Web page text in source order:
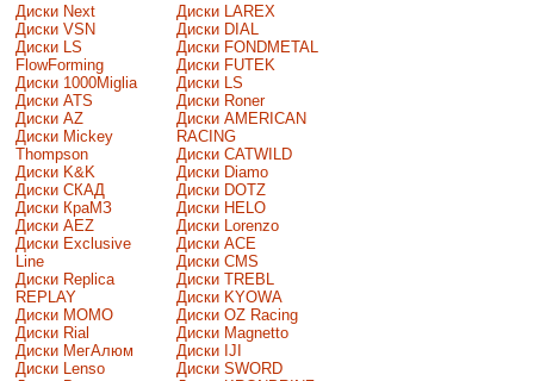
Диски Next
Диски VSN
Диски LS
FlowForming
Диски 1000Miglia
Диски ATS
Диски AZ
Диски Mickey
Thompson
Диски K&K
Диски СКАД
Диски КраМЗ
Диски AEZ
Диски Exclusive
Line
Диски Replica
REPLAY
Диски MOMO
Диски Rial
Диски МегАлюм
Диски Lenso
Диски LAREX
Диски DIAL
Диски FONDMETAL
Диски FUTEK
Диски LS
Диски Roner
Диски AMERICAN
RACING
Диски CATWILD
Диски Diamo
Диски DOTZ
Диски HELO
Диски Lorenzo
Диски ACE
Диски CMS
Диски TREBL
Диски KYOWA
Диски OZ Racing
Диски Magnetto
Диски IJI
Диски SWORD